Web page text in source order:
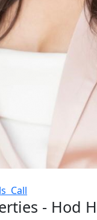
Call
- Hod